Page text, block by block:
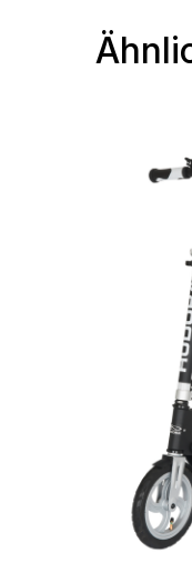
Produktgalerie